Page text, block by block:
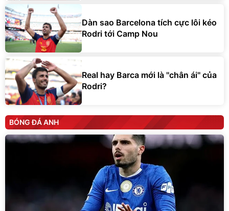
Dàn sao Barcelona tích cực lôi kéo
Rodri tới Camp Nou
Real hay Barca mới là ''chân ái'' của
Rodri?
BÓNG ĐÁ ANH